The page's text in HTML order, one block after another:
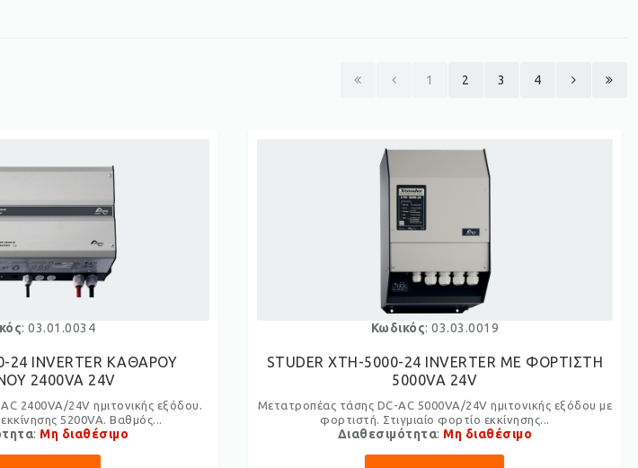
1 2 3 4
: 03.01.0034
24 INVERTER ΚΑΘΑΡΟΥ
2400VA 24V
2400VA/24V ημιτονικής εξόδου.
5200VA. Βαθμός...
: Μη διαθέσιμο
Κωδικός: 03.03.0019
STUDER XTH-5000-24 INVERTER ME ΦΟΡΤΙΣΤΗ
5000VA 24V
Μετατροπέας τάσης DC-AC 5000VA/24V ημιτονικής εξόδου με
φορτιστή. Στιγμιαίο φορτίο εκκίνησης...
Διαθεσιμότητα: Μη διαθέσιμο